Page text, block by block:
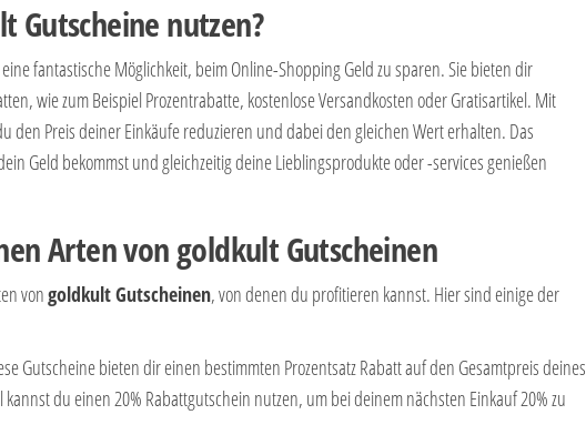
Gutscheine nutzen?
fantastische Möglichkeit, beim Online-Shopping Geld zu sparen. Sie bieten dir
wie zum Beispiel Prozentrabatte, kostenlose Versandkosten oder Gratisartikel. Mit
den Preis deiner Einkäufe reduzieren und dabei den gleichen Wert erhalten. Das
Geld bekommst und gleichzeitig deine Lieblingsprodukte oder -services genießen
Arten von goldkult Gutscheinen
vongoldkult Gutscheinen, von denen du profitieren kannst. Hier sind einige der
Gutscheine bieten dir einen bestimmten Prozentsatz Rabatt auf den Gesamtpreis deines
kannst du einen 20% Rabattgutschein nutzen, um bei deinem nächsten Einkauf 20% zu